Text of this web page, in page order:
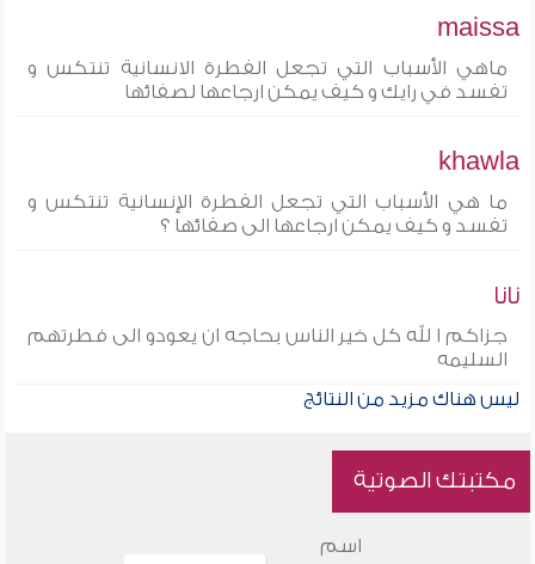
maissa
ماهي الأسباب التي تجعل الفطرة الانسانية تنتكس و
تفسد في رايك و كيف يمكن ارجاعها لصفائها
khawla
ما هي الأسباب التي تجعل الفطرة الإنسانية تنتكس و
تفسد و كيف يمكن ارجاعها الى صفائها ؟
نانا
جزاكم ا لله كل خير الناس بحاجه ان يعودو الى فطرتهم
السليمه
ليس هناك مزيد من النتائج
مكتبتك الصوتية
اسم